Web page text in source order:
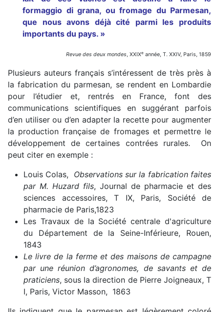
formaggio di grana, ou fromage du Parmesan,
que nous avons déjà cité parmi les produits
importants du pays. »
Revue des deux mondes, XXIXe année, T. XXIV, Paris, 1859
Plusieurs auteurs français s’intéressent de très près à
la fabrication du parmesan, se rendent en Lombardie
pour l’étudier et, rentrés en France, font des
communications scientifiques en suggérant parfois
d’en utiliser ou d’en adapter la recette pour augmenter
la production française de fromages et permettre le
développement de certaines contrées rurales. On
peut citer en exemple :
Louis Colas, Observations sur la fabrication faites
par M. Huzard fils, Journal de pharmacie et des
sciences accessoires, T IX, Paris, Société de
pharmacie de Paris,1823
Les Travaux de la Société centrale d'agriculture
du Département de la Seine-Inférieure, Rouen,
1843
Le livre de la ferme et des maisons de campagne
par une réunion d’agronomes, de savants et de
praticiens, sous la direction de Pierre Joigneaux, T
I, Paris, Victor Masson, 1863